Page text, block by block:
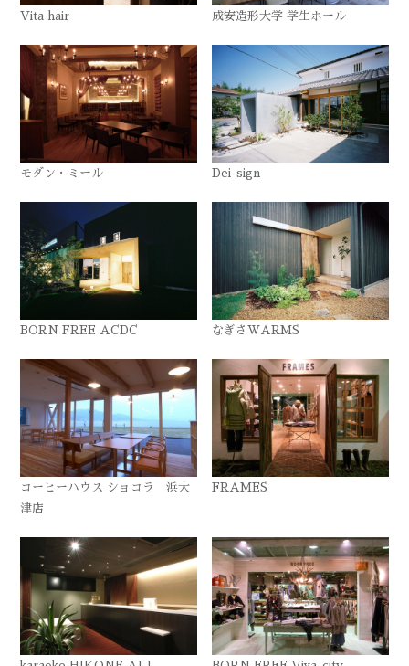
Vita hair 成安造形大学 学生ホール
モダン・ミール Dei-sign
BORN FREE ACDC なぎさWARMS
コーヒーハウス ショコラ 浜大
津店
FRAMES